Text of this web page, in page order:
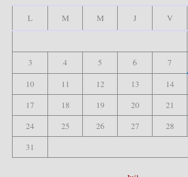
L M M J V
3
4 5 6 7
10
11 12 13 14
17
18 19 20 21
24
25 26 27 28
31